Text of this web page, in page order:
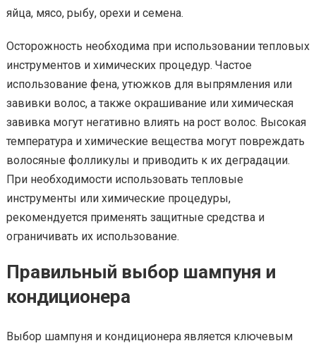
яйца, мясо, рыбу, орехи и семена.
Осторожность необходима при использовании тепловых
инструментов и химических процедур. Частое
использование фена, утюжков для выпрямления или
завивки волос, а также окрашивание или химическая
завивка могут негативно влиять на рост волос. Высокая
температура и химические вещества могут повреждать
волосяные фолликулы и приводить к их деградации.
При необходимости использовать тепловые
инструменты или химические процедуры,
рекомендуется применять защитные средства и
ограничивать их использование.
Правильный выбор шампуня и
кондиционера
Выбор шампуня и кондиционера является ключевым